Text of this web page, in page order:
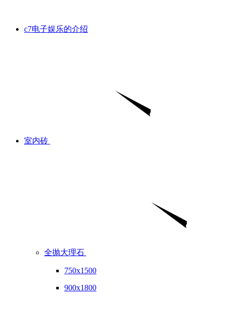
c7电子娱乐的介绍
室内砖
全抛大理石
750x1500
900x1800